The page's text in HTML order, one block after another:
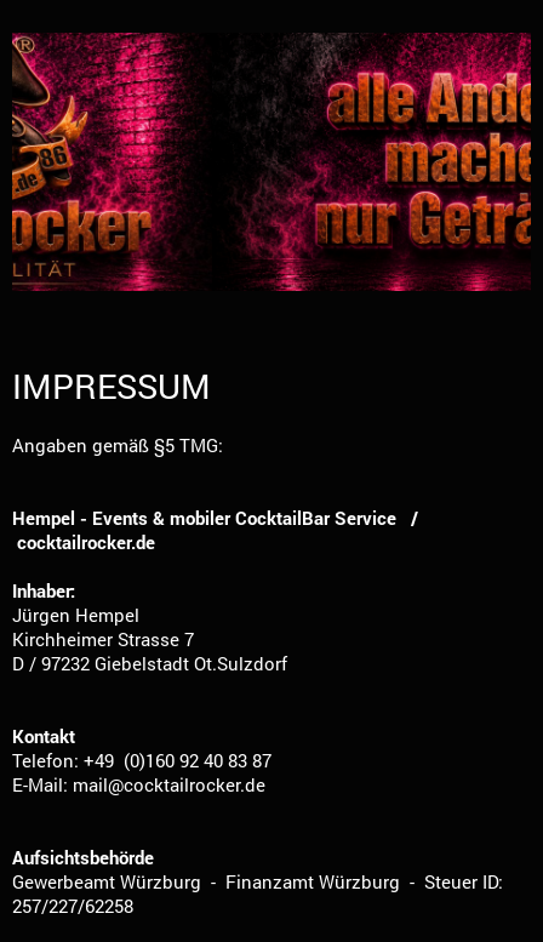
IMPRESSUM
Angaben gemäß §5 TMG:
Hempel - Events & mobiler CocktailBar Service /
cocktailrocker.de
Inhaber:
Jürgen Hempel
Kirchheimer Strasse 7
D / 97232 Giebelstadt Ot.Sulzdorf
Kontakt
Telefon: +49 (0)160 92 40 83 87
E-Mail: mail@cocktailrocker.de
Aufsichtsbehörde
Gewerbeamt Würzburg - Finanzamt Würzburg - Steuer ID:
257/227/62258